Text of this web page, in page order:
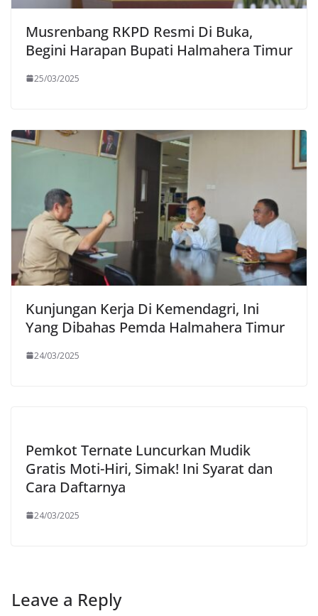
Musrenbang RKPD Resmi Di Buka,
Begini Harapan Bupati Halmahera Timur
25/03/2025
Kunjungan Kerja Di Kemendagri, Ini
Yang Dibahas Pemda Halmahera Timur
24/03/2025
Pemkot Ternate Luncurkan Mudik
Gratis Moti-Hiri, Simak! Ini Syarat dan
Cara Daftarnya
24/03/2025
Leave a Reply